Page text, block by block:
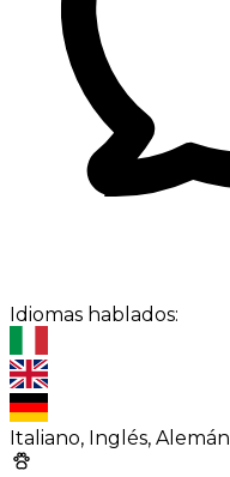
Idiomas hablados:
Italiano, Inglés, Alemán